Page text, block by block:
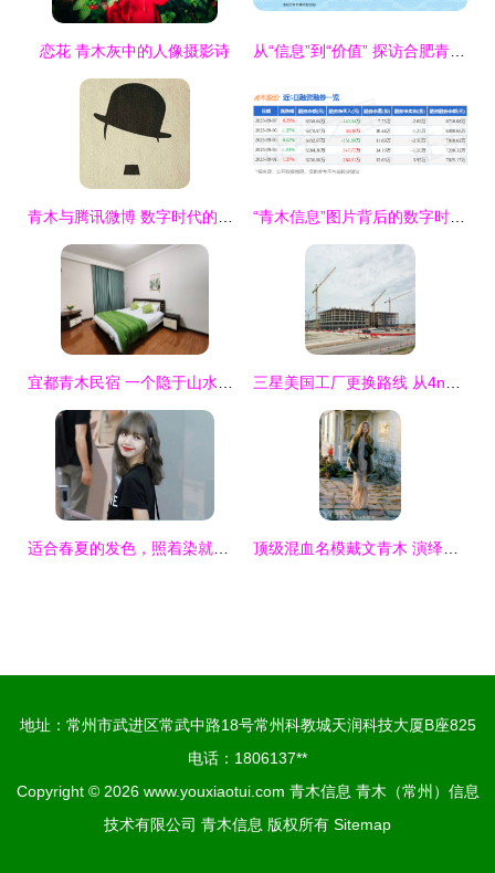
恋花 青木灰中的人像摄影诗
地址：常州市武进区常武中路18号常州科教城天润科技大厦B座825
电话：1806137**
Copyright © 2026 www.youxiaotui.com 青木信息 青木（常州）信息
技术有限公司 青木信息 版权所有 Sitemap